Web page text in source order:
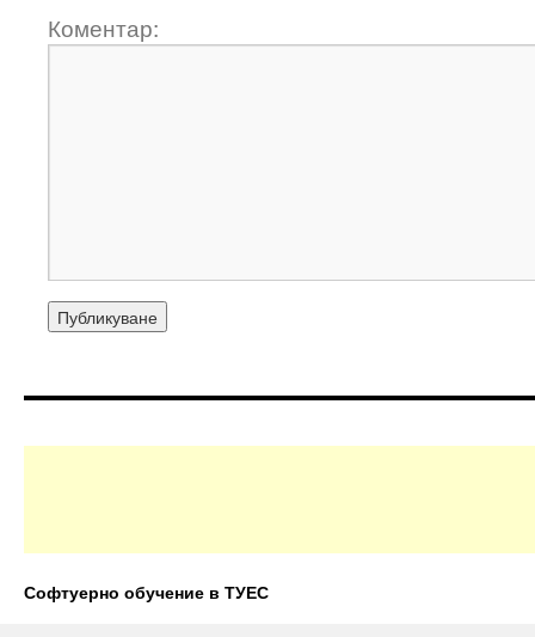
Коментар:
Софтуерно обучение в ТУЕС